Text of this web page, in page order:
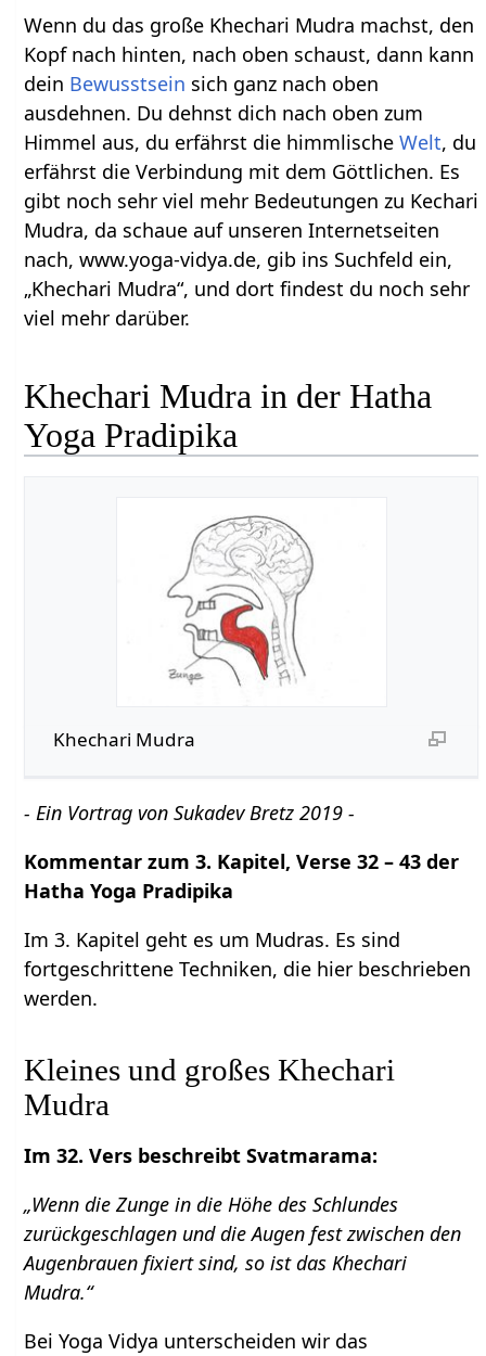
Wenn du das große Khechari Mudra machst, den
Kopf nach hinten, nach oben schaust, dann kann
dein Bewusstsein sich ganz nach oben
ausdehnen. Du dehnst dich nach oben zum
Himmel aus, du erfährst die himmlischeWelt, du
erfährst die Verbindung mit dem Göttlichen. Es
gibt noch sehr viel mehr Bedeutungen zu Kechari
Mudra, da schaue auf unseren Internetseiten
nach, www.yoga-vidya.de, gib ins Suchfeld ein,
„Khechari Mudra“, und dort findest du noch sehr
viel mehr darüber.
Khechari Mudra in der Hatha
Yoga Pradipika
Khechari Mudra
- Ein Vortrag von Sukadev Bretz 2019 -
Kommentar zum 3. Kapitel, Verse 32 – 43 der
Hatha Yoga Pradipika
Im 3. Kapitel geht es um Mudras. Es sind
fortgeschrittene Techniken, die hier beschrieben
werden.
Kleines und großes Khechari
Mudra
Im 32. Vers beschreibt Svatmarama:
„Wenn die Zunge in die Höhe des Schlundes
zurückgeschlagen und die Augen fest zwischen den
Augenbrauen fixiert sind, so ist das Khechari
Mudra.“
Bei Yoga Vidya unterscheiden wir das